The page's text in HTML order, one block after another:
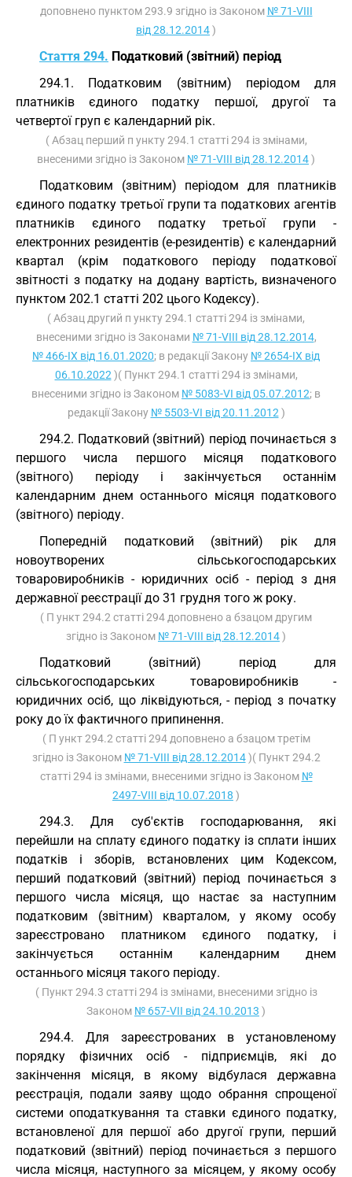
доповнено пунктом 293.9 згідно із Законом № 71-VIII
від 28.12.2014)
Стаття 294. Податковий (звітний) період
294.1. Податковим (звітним) періодом для
платників єдиного податку першої, другої та
четвертої груп є календарний рік.
( Абзац перший п ункту 294.1 статті 294 із змінами,
внесеними згідно із Законом № 71-VIII від 28.12.2014)
Податковим (звітним) періодом для платників
єдиного податку третьої групи та податкових агентів
платників єдиного податку третьої групи -
електронних резидентів (е-резидентів) є календарний
квартал (крім податкового періоду податкової
звітності з податку на додану вартість, визначеного
пунктом 202.1 статті 202 цього Кодексу).
( Абзац другий п ункту 294.1 статті 294 із змінами,
внесеними згідно із Законами № 71-VIII від 28.12.2014,
№ 466-IX від 16.01.2020; в редакції Закону № 2654-IX від
06.10.2022 )( Пункт 294.1 статті 294 із змінами,
внесеними згідно із Законом № 5083-VI від 05.07.2012; в
редакції Закону № 5503-VI від 20.11.2012 )
294.2. Податковий (звітний) період починається з
першого числа першого місяця податкового
(звітного) періоду і закінчується останнім
календарним днем останнього місяця податкового
(звітного) періоду.
Попередній податковий (звітний) рік для
новоутворених сільськогосподарських
товаровиробників - юридичних осіб - період з дня
державної реєстрації до 31 грудня того ж року.
( П ункт 294.2 статті 294 доповнено а бзацом другим
згідно із Законом № 71-VIII від 28.12.2014)
Податковий (звітний) період для
сільськогосподарських товаровиробників -
юридичних осіб, що ліквідуються, - період з початку
року до їх фактичного припинення.
( П ункт 294.2 статті 294 доповнено а бзацом третім
згідно із Законом № 71-VIII від 28.12.2014)( Пункт 294.2
статті 294 із змінами, внесеними згідно із Законом №
2497-VIII від 10.07.2018 )
294.3. Для суб'єктів господарювання, які
перейшли на сплату єдиного податку із сплати інших
податків і зборів, встановлених цим Кодексом,
перший податковий (звітний) період починається з
першого числа місяця, що настає за наступним
податковим (звітним) кварталом, у якому особу
зареєстровано платником єдиного податку, і
закінчується останнім календарним днем
останнього місяця такого періоду.
( Пункт 294.3 статті 294 із змінами, внесеними згідно із
Законом № 657-VII від 24.10.2013 )
294.4. Для зареєстрованих в установленому
порядку фізичних осіб - підприємців, які до
закінчення місяця, в якому відбулася державна
реєстрація, подали заяву щодо обрання спрощеної
системи оподаткування та ставки єдиного податку,
встановленої для першої або другої групи, перший
податковий (звітний) період починається з першого
числа місяця, наступного за місяцем, у якому особу